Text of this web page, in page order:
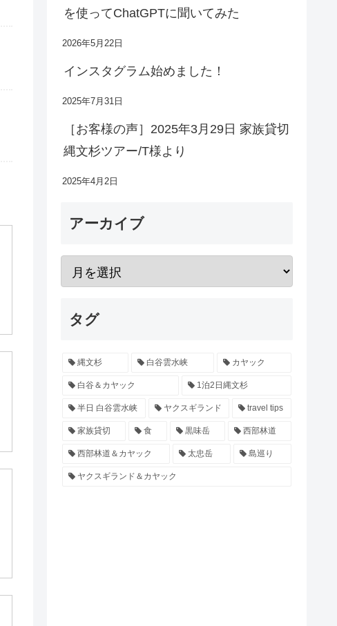
を使ってChatGPTに聞いてみた
2026年5月22日
インスタグラム始めました！
2025年7月31日
［お客様の声］2025年3月29日 家族貸切
縄文杉ツアー/T様より
2025年4月2日
アーカイブ
タグ
縄文杉 白谷雲水峡 カヤック
白谷＆カヤック 1泊2日縄文杉
半日 白谷雲水峡 ヤクスギランド travel tips
家族貸切 食 黒味岳 西部林道
西部林道＆カヤック 太忠岳 島巡り
ヤクスギランド＆カヤック